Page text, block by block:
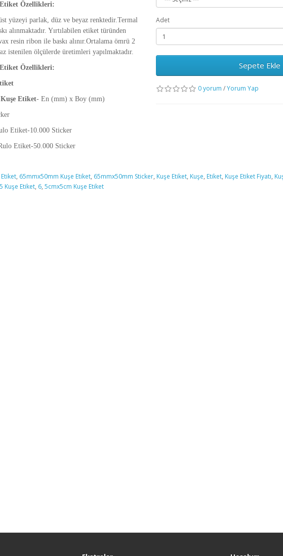
Özellikleri:
yüzeyi parlak, düz ve beyaz renktedir.Termal
alınmaktadır. Yırtılabilen etiket türünden
resin ribon ile baskı alınır.Ortalama ömrü 2
istenilen ölçülerde üretimleri yapılmaktadır.
Özellikleri:
Kuşe Etiket- En (mm) x Boy (mm)
Etiket-10.000 Sticker
Etiket-50.000 Sticker
Adet
Sepete Ekle
0 yorum /Yorum Yap
, 65mmx50mm Kuşe Etiket, 65mmx50mm Sticker, Kuşe Etiket, Kuşe, Etiket, Kuşe Etiket Fiyatı,
Kuşe Etiket, 6, 5cmx5cm Kuşe Etiket